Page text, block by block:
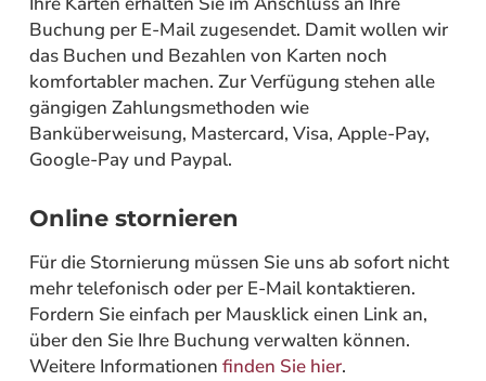
Buchung per E-Mail zugesendet. Damit wollen wir
das Buchen und Bezahlen von Karten noch
komfortabler machen. Zur Verfügung stehen alle
gängigen Zahlungsmethoden wie
Banküberweisung, Mastercard, Visa, Apple-Pay,
Google-Pay und Paypal.
Online stornieren
Für die Stornierung müssen Sie uns ab sofort nicht
mehr telefonisch oder per E-Mail kontaktieren.
Fordern Sie einfach per Mausklick einen Link an,
über den Sie Ihre Buchung verwalten können.
Weitere Informationen finden Sie hier.